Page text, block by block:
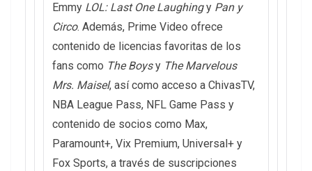
Emmy LOL: Last One Laughingy Pan y
Circo. Además, Prime Video ofrece
contenido de licencias favoritas de los
fans como The Boysy The Marvelous
Mrs. Maisel, así como acceso a ChivasTV,
NBA League Pass, NFL Game Pass y
contenido de socios como Max,
Paramount+, Vix Premium, Universal+ y
Fox Sports, a través de suscripciones